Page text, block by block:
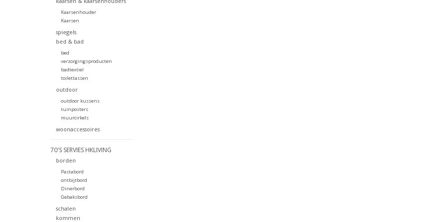
Kaarsenhouder
Kaarsen
spiegels
bed & bad
bed
verzorgingsproducten
badtextiel
toilettassen
outdoor
outdoor kussens
tuinposters
muurcirkels
woonaccessoires
70'S SERVIES HKLIVING
borden
Pastabord
ontbijtbord
Dinerbord
Gebaksbord
schalen
kommen